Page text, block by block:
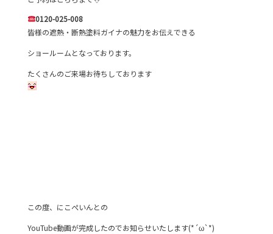
0120-025-008
皆様の遮熱・断熱塗料ガイナの魅力をお伝えできる
ショールームとなっております。
たくさんのご来場お待ちしております
この度、にこぺいんとの
YouTube動画が完成したのでお知らせいたします(*´ω`*)